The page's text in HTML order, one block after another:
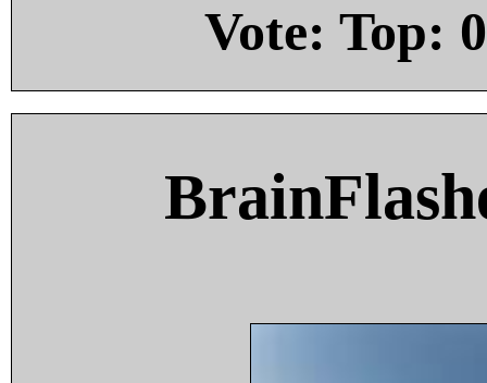
Vote: Top: 0